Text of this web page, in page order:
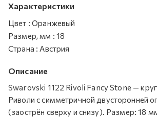
Характеристики
Цвет : Оранжевый
Размер, мм : 18
Страна : Австрия
Описание
Swarovski 1122 Rivoli Fancy Stone —
Риволи с симметричной двусторонней
(заострён сверху и снизу). Размер: 18